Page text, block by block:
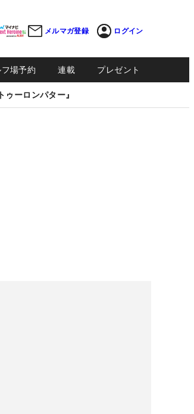
メルマガ登録 ログイン
フ場予約 連載 プレゼント
ーロンパター』